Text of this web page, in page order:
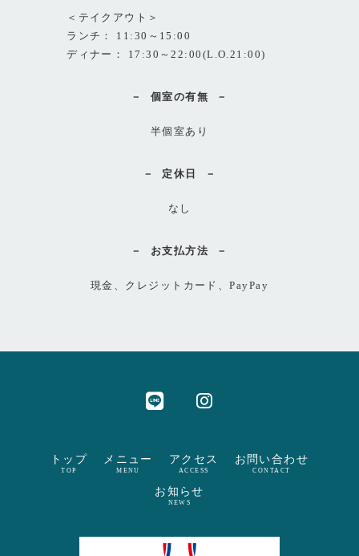
＜テイクアウト＞
ランチ： 11:30～15:00
ディナー： 17:30～22:00(L.O.21:00)
個室の有無
半個室あり
定休日
なし
お支払方法
現金、クレジットカード、PayPay
トップ
TOP
メニュー
MENU
アクセス
ACCESS
お問い合わせ
CONTACT
お知らせ
NEWS